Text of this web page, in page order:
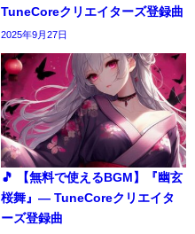
TuneCoreクリエイターズ登録曲
2025年9月27日
🎵 【無料で使えるBGM】『幽玄
桜舞』― TuneCoreクリエイタ
ーズ登録曲